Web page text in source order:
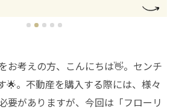
お考えの方、こんにちは👋。センチ
🌟。不動産を購入する際には、様々
要がありますが、今回は「フローリ